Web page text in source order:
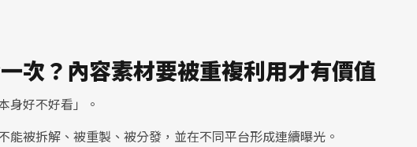
次？內容素材要被重複利用才有價值
身好不好看」。
被拆解、被重製、被分發，並在不同平台形成連續曝光。